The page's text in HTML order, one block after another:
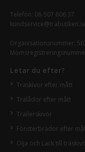
Telefon: 08-507 806 37
Organisationsnummer:
Letar du efter?
Träskivor efter mått
Trälådor efter mått
Trailerskivor
Fönsterbrädor efter
Olja och Lack till